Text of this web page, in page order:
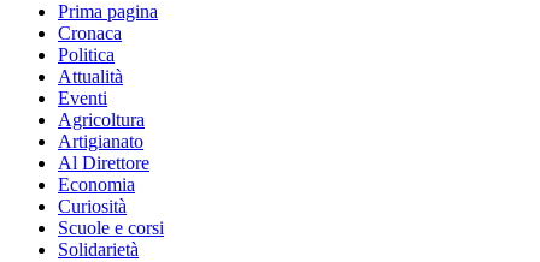
Prima pagina
Cronaca
Politica
Attualità
Eventi
Agricoltura
Artigianato
Al Direttore
Economia
Curiosità
Scuole e corsi
Solidarietà